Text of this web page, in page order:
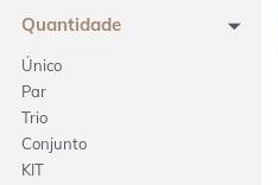
Quantidade
Único
Par
Trio
Conjunto
KIT